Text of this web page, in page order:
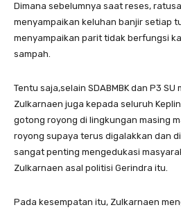
Dimana sebelumnya saat reses,
menyampaikan keluhan banjir setiap
menyampaikan parit tidak berfungsi
sampah.
Tentu saja,selain SDABMBK dan P3
Zulkarnaen juga kepada seluruh
gotong royong di lingkungan masing
royong supaya terus digalakkan dan
sangat penting mengedukasi
Zulkarnaen asal politisi Gerindra itu.
Pada kesempatan itu, Zulkarnaen